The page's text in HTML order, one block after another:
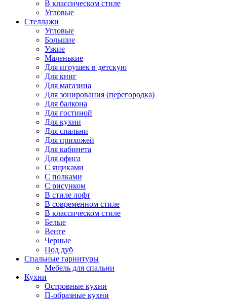
В классическом стиле
Угловые
Стеллажи
Угловые
Большие
Узкие
Маленькие
Для игрушек в детскую
Для книг
Для магазина
Для зонирования (перегородка)
Для балкона
Для гостиной
Для кухни
Для спальни
Для прихожей
Для кабинета
Для офиса
С ящиками
С полками
С рисунком
В стиле лофт
В современном стиле
В классическом стиле
Белые
Венге
Черные
Под дуб
Спальные гарнитуры
Мебель для спальни
Кухни
Островные кухни
П-образные кухни